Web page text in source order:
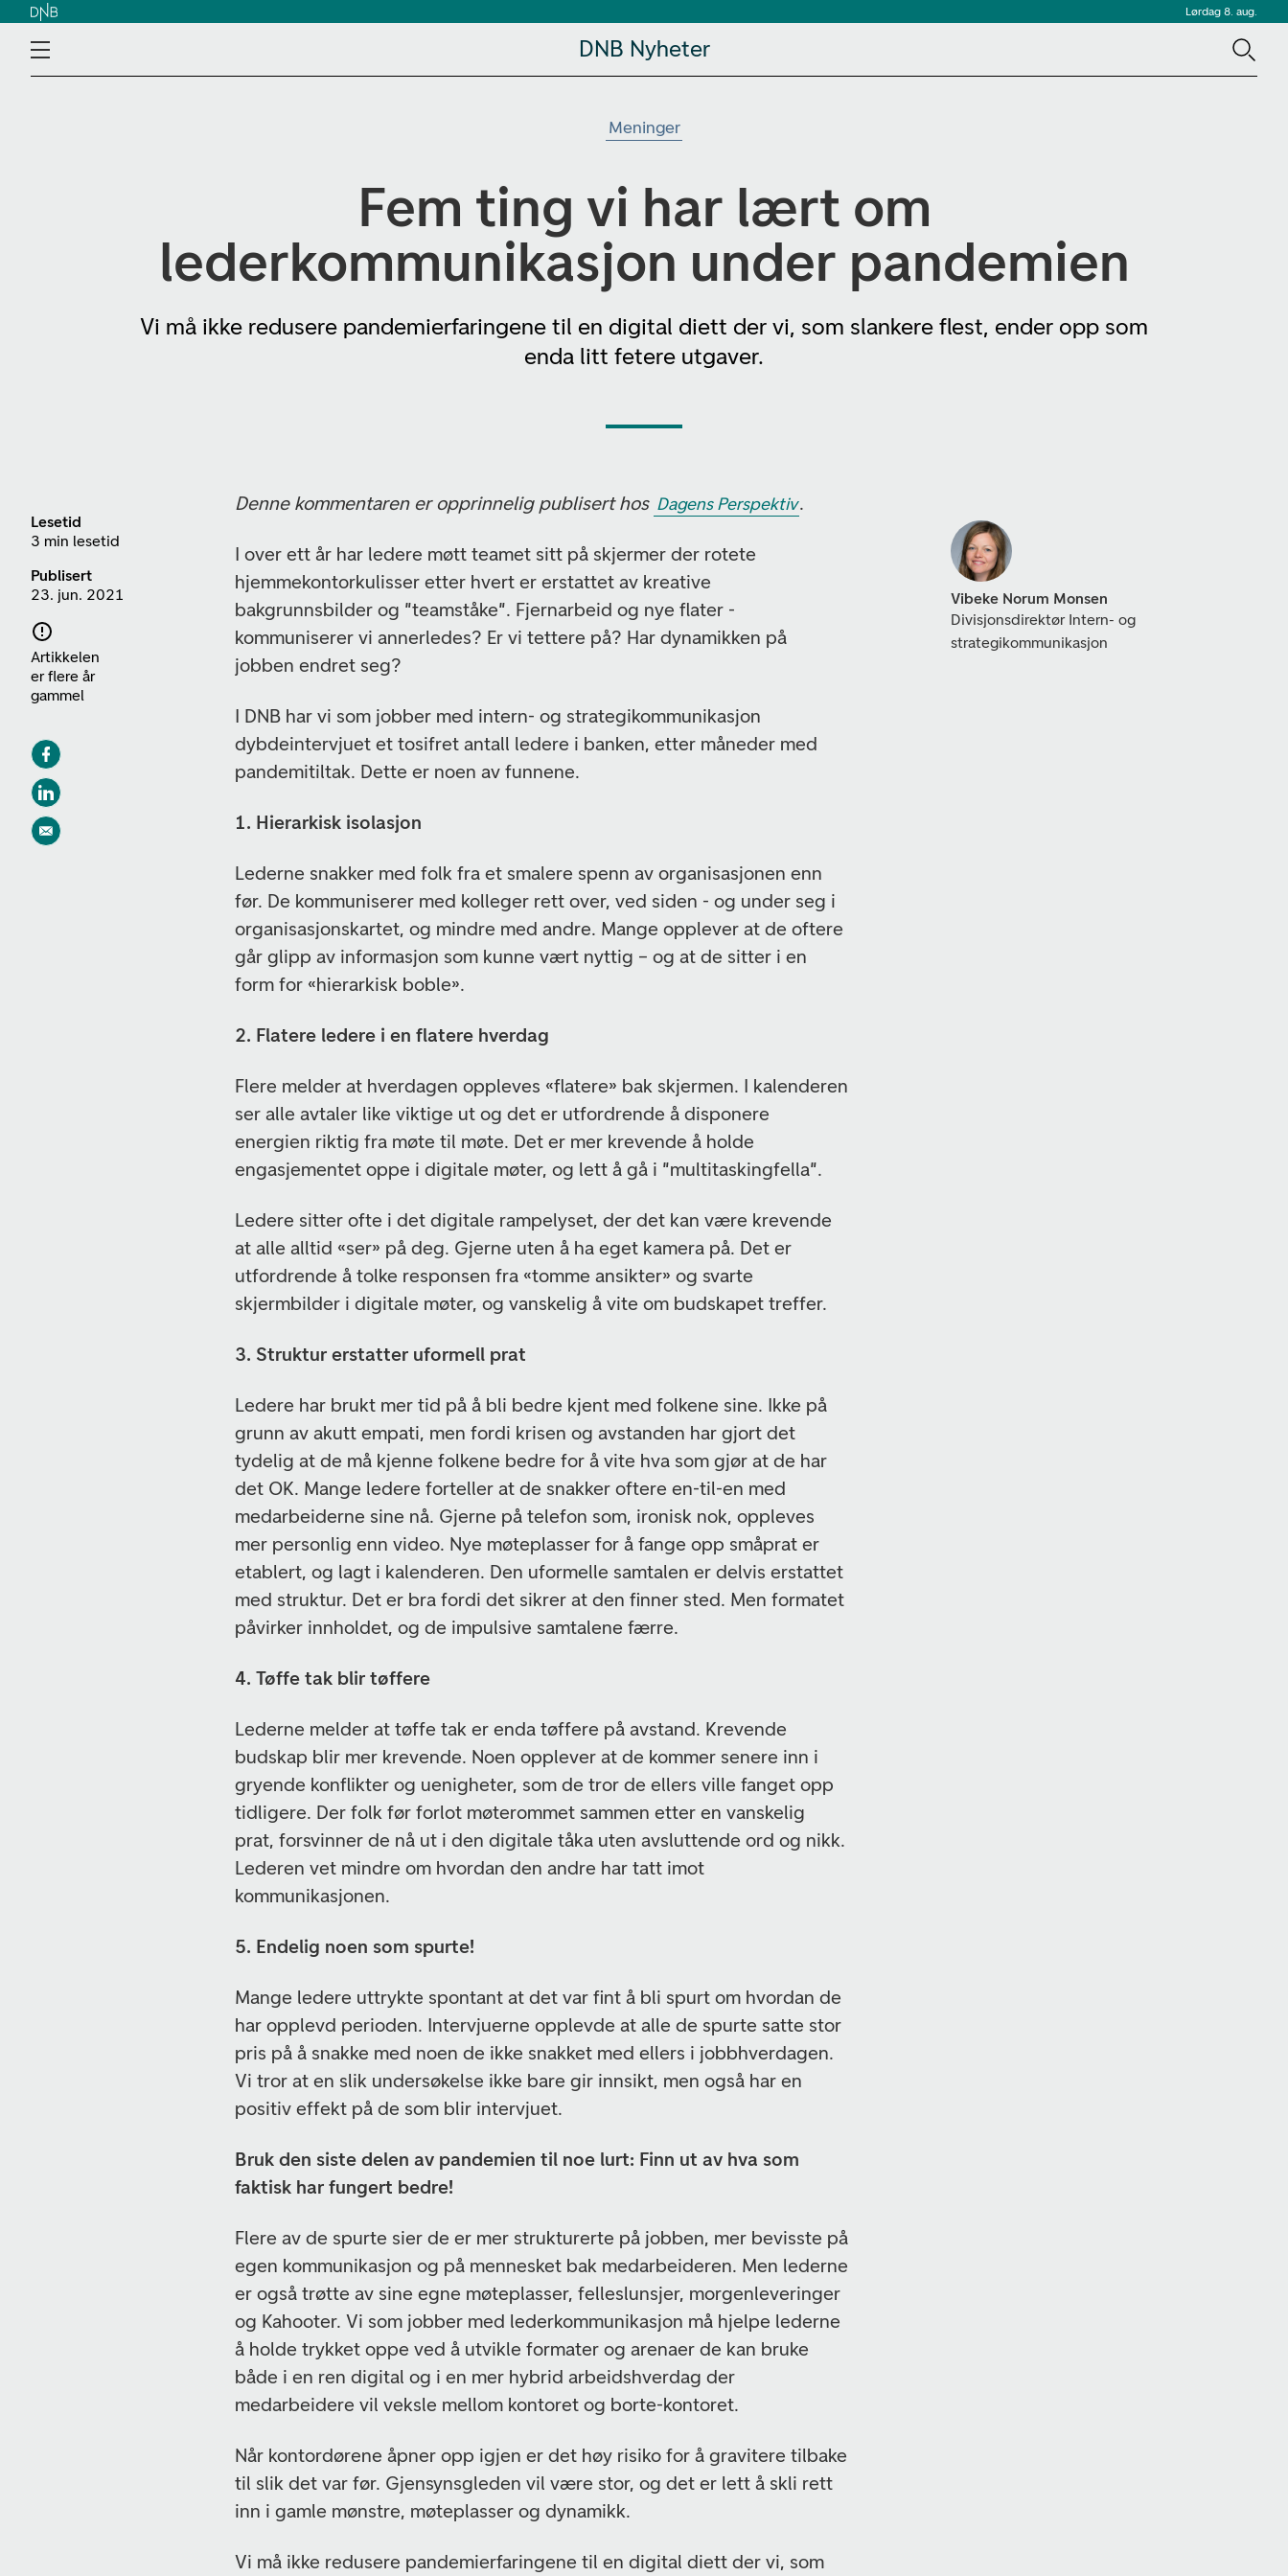
Lørdag 8. aug.
DNB Nyheter
Meninger
Fem ting vi har lært om
lederkommunikasjon under pandemien
Vi må ikke redusere pandemierfaringene til en digital diett der vi, som slankere flest, ender opp som
enda litt fetere utgaver.
Lesetid
3 min lesetid
Publisert
23. jun. 2021
Artikkelen
er flere år
gammel
Denne kommentaren er opprinnelig publisert hos Dagens Perspektiv.
I over ett år har ledere møtt teamet sitt på skjermer der rotete
hjemmekontorkulisser etter hvert er erstattet av kreative
bakgrunnsbilder og "teamståke". Fjernarbeid og nye flater -
kommuniserer vi annerledes? Er vi tettere på? Har dynamikken på
jobben endret seg?
I DNB har vi som jobber med intern- og strategikommunikasjon
dybdeintervjuet et tosifret antall ledere i banken, etter måneder med
pandemitiltak. Dette er noen av funnene.
1. Hierarkisk isolasjon
Lederne snakker med folk fra et smalere spenn av organisasjonen enn
før. De kommuniserer med kolleger rett over, ved siden - og under seg i
organisasjonskartet, og mindre med andre. Mange opplever at de oftere
går glipp av informasjon som kunne vært nyttig – og at de sitter i en
form for «hierarkisk boble».
2. Flatere ledere i en flatere hverdag
Flere melder at hverdagen oppleves «flatere» bak skjermen. I kalenderen
ser alle avtaler like viktige ut og det er utfordrende å disponere
energien riktig fra møte til møte. Det er mer krevende å holde
engasjementet oppe i digitale møter, og lett å gå i "multitaskingfella".
Ledere sitter ofte i det digitale rampelyset, der det kan være krevende
at alle alltid «ser» på deg. Gjerne uten å ha eget kamera på. Det er
utfordrende å tolke responsen fra «tomme ansikter» og svarte
skjermbilder i digitale møter, og vanskelig å vite om budskapet treffer.
3. Struktur erstatter uformell prat
Ledere har brukt mer tid på å bli bedre kjent med folkene sine. Ikke på
grunn av akutt empati, men fordi krisen og avstanden har gjort det
tydelig at de må kjenne folkene bedre for å vite hva som gjør at de har
det OK. Mange ledere forteller at de snakker oftere en-til-en med
medarbeiderne sine nå. Gjerne på telefon som, ironisk nok, oppleves
mer personlig enn video. Nye møteplasser for å fange opp småprat er
etablert, og lagt i kalenderen. Den uformelle samtalen er delvis erstattet
med struktur. Det er bra fordi det sikrer at den finner sted. Men formatet
påvirker innholdet, og de impulsive samtalene færre.
4. Tøffe tak blir tøffere
Lederne melder at tøffe tak er enda tøffere på avstand. Krevende
budskap blir mer krevende. Noen opplever at de kommer senere inn i
gryende konflikter og uenigheter, som de tror de ellers ville fanget opp
tidligere. Der folk før forlot møterommet sammen etter en vanskelig
prat, forsvinner de nå ut i den digitale tåka uten avsluttende ord og nikk.
Lederen vet mindre om hvordan den andre har tatt imot
kommunikasjonen.
5. Endelig noen som spurte!
Mange ledere uttrykte spontant at det var fint å bli spurt om hvordan de
har opplevd perioden. Intervjuerne opplevde at alle de spurte satte stor
pris på å snakke med noen de ikke snakket med ellers i jobbhverdagen.
Vi tror at en slik undersøkelse ikke bare gir innsikt, men også har en
positiv effekt på de som blir intervjuet.
Bruk den siste delen av pandemien til noe lurt: Finn ut av hva som
faktisk har fungert bedre!
Flere av de spurte sier de er mer strukturerte på jobben, mer bevisste på
egen kommunikasjon og på mennesket bak medarbeideren. Men lederne
er også trøtte av sine egne møteplasser, felleslunsjer, morgenleveringer
og Kahooter. Vi som jobber med lederkommunikasjon må hjelpe lederne
å holde trykket oppe ved å utvikle formater og arenaer de kan bruke
både i en ren digital og i en mer hybrid arbeidshverdag der
medarbeidere vil veksle mellom kontoret og borte-kontoret.
Når kontordørene åpner opp igjen er det høy risiko for å gravitere tilbake
til slik det var før. Gjensynsgleden vil være stor, og det er lett å skli rett
inn i gamle mønstre, møteplasser og dynamikk.
Vi må ikke redusere pandemierfaringene til en digital diett der vi, som
Vibeke Norum Monsen
Divisjonsdirektør Intern- og
strategikommunikasjon